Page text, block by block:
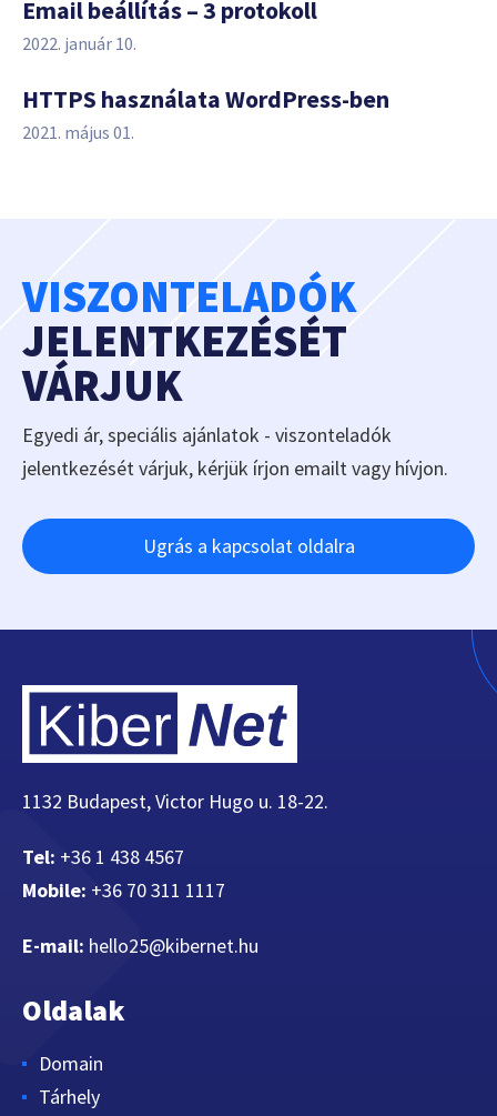
Email beállítás – 3 protokoll
2022. január 10.
HTTPS használata WordPress-ben
2021. május 01.
VISZONTELADÓK
JELENTKEZÉSÉT
VÁRJUK
Egyedi ár, speciális ajánlatok - viszonteladók
jelentkezését várjuk, kérjük írjon emailt vagy hívjon.
Ugrás a kapcsolat oldalra
1132 Budapest, Victor Hugo u. 18-22.
Tel: +36 1 438 4567
Mobile: +36 70 311 1117
E-mail: hello25@kibernet.hu
Oldalak
Domain
Tárhely